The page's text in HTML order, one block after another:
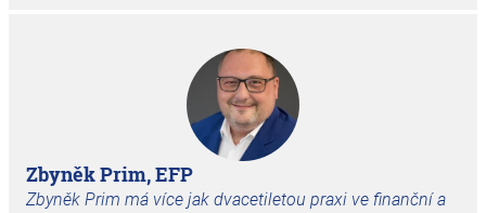
Zbyněk Prim, EFP
Zbyněk Prim má více jak dvacetiletou praxi ve finanční a